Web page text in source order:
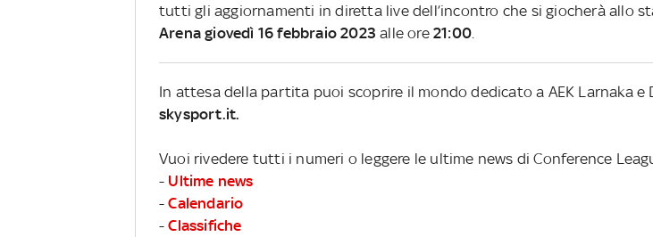
tutti gli aggiornamenti in diretta live dell’incontro che si giocherà allo
Arena giovedì 16 febbraio 2023 alle ore 21:00
In attesa della partita puoi scoprire il mondo dedicato a AEK Larnaka e
skysport.it.
Vuoi rivedere tutti i numeri o leggere le ultime news di Conference
- Ultime news
-Calendario
-Classifiche